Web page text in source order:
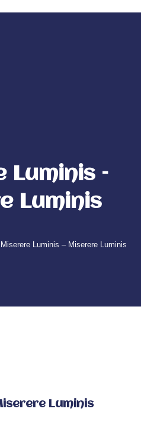
Luminis –
Luminis
Luminis – Miserere Luminis
Luminis